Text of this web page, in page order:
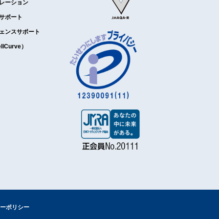
ーション
ポート
ンスサポート
）
ポリシー